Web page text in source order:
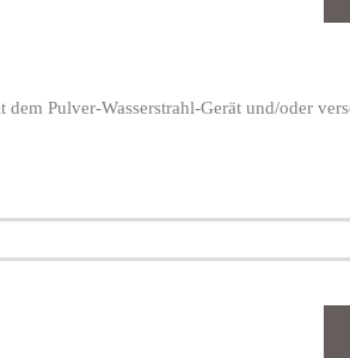
Pulver-Wasserstrahl-Gerät und/oder